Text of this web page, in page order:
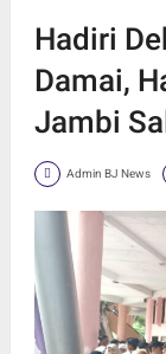
Hadiri
Damai,
Jambi
Admin BJ News